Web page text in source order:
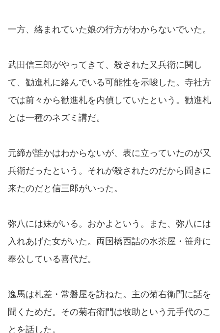
一方、絡まれていた娘の行方がわからないでいた。
武田信三郎がやってきて、殺された又兵衛に関し
て、勧進札に絡んでいる可能性を示唆した。寺社方
では前々から勧進札を内偵していたという。勧進札
とは一種のネズミ講だ。
元締が誰かはわからないが、表に立っていたのが又
兵衛だったという。それが殺されたのだから聞きに
来たのだと信三郎がいった。
弥八には妹がいる。おかよという。また、弥八には
入れあげた女がいた。両国橋西詰の水茶屋・笹舟に
奉公している喜代だ。
逸馬は札差・常磐屋を訪ねた。主の菊右衛門に話を
聞くためだ。その菊右衛門は牧助という元手代のこ
とを話した。